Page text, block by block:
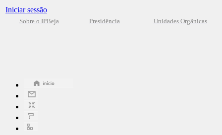
Iniciar sessão
Sobre o IPBeja Presidência Unidades Orgânicas